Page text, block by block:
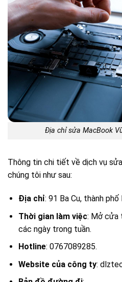
Địa chỉ sửa MacBook
Thông tin chi tiết về dịch vụ
chúng tôi như sau:
Địa chỉ: 91 Ba Cu, thành phố
Thời gian làm việc: Mở cửa
các ngày trong tuần.
Hotline: 0767089285.
Website của công ty: